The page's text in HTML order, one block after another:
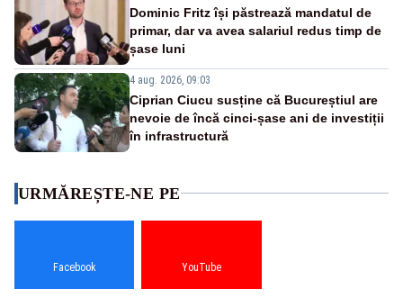
Dominic Fritz își păstrează mandatul de
primar, dar va avea salariul redus timp de
șase luni
4 aug. 2026, 09:03
Ciprian Ciucu susține că Bucureștiul are
nevoie de încă cinci-șase ani de investiții
în infrastructură
URMĂREȘTE-NE PE
Facebook YouTube